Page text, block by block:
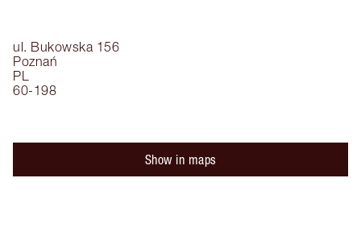
ul. Bukowska 156
Poznań
PL
60-198
Show in maps